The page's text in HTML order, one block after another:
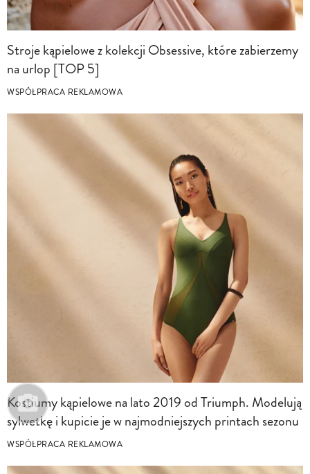
Stroje kąpielowe z kolekcji Obsessive, które zabierzemy
na urlop [TOP 5]
WSPÓŁPRACA REKLAMOWA
Kostiumy kąpielowe na lato 2019 od Triumph. Modelują
sylwetkę i kupicie je w najmodniejszych printach sezonu
WSPÓŁPRACA REKLAMOWA